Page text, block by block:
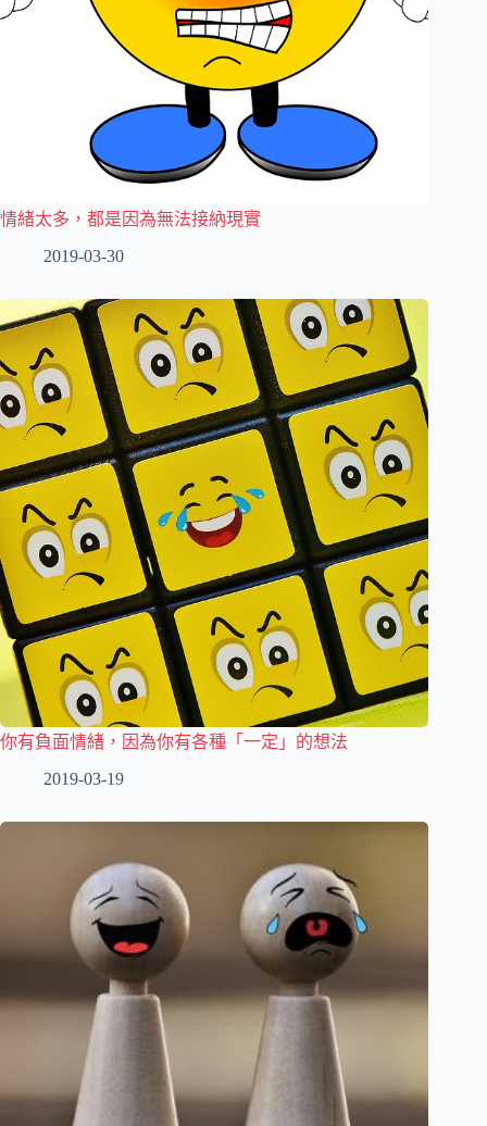
情緒太多，都是因為無法接納現實
2019-03-30
你有負面情緒，因為你有各種「一定」的想法
2019-03-19